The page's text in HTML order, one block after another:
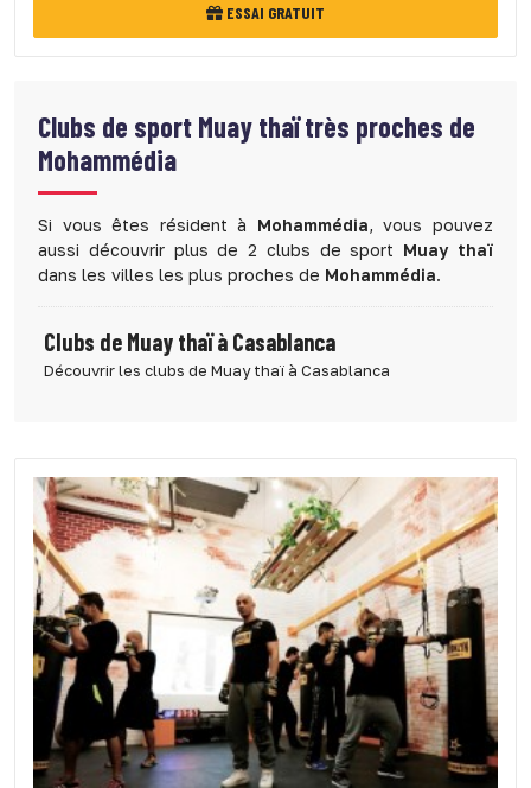
ESSAI GRATUIT
Clubs de sport Muay thaï très proches de
Mohammédia
Si vous êtes résident à Mohammédia, vous pouvez
aussi découvrir plus de 2 clubs de sport Muay thaï
dans les villes les plus proches de Mohammédia.
Clubs de Muay thaï à Casablanca
Découvrir les clubs de Muay thaï à Casablanca